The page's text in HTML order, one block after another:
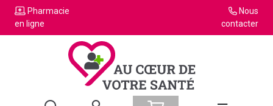
Pharmacie
en ligne
Nous
contacter